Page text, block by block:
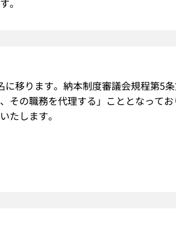
。
移ります。納本制度審議会規程第5
その職務を代理する」こととなって
たします。